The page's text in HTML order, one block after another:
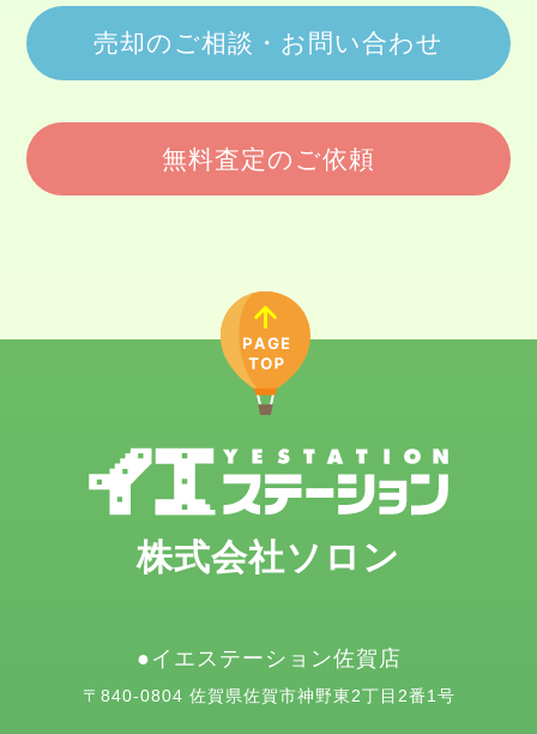
売却のご相談・お問い合わせ
無料査定のご依頼
株式会社ソロン
イエステーション佐賀店
〒840-0804 佐賀県佐賀市神野東2丁目2番1号